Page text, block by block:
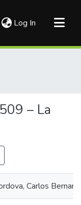
Log In (current)
– La
Carlos